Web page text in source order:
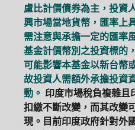
盧比計價債券為主，投資
興市場當地貨幣，匯率上
需注意與承擔一定的匯率
基金計價幣別之投資標的
可能影響本基金以新台幣
故投資人需額外承擔投資
動。 印度市場稅負複雜且
扣繳不斷改變，而其改變
現。目前印度政府針對外